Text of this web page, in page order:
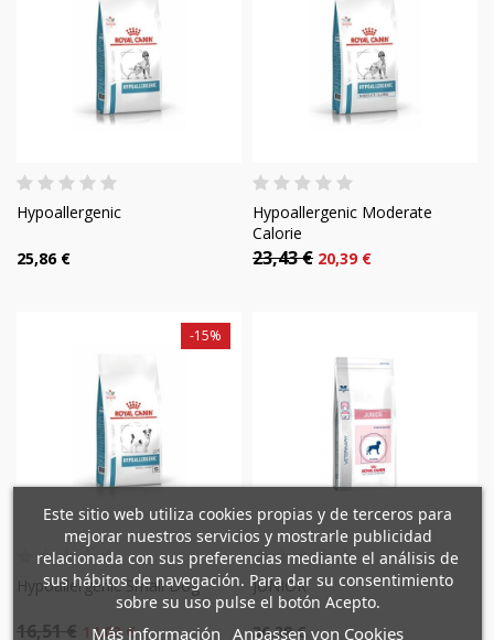
Hypoallergenic
25,86 €
Hypoallergenic Moderate
Calorie
23,43 € 20,39 €
Hypoallergenic Small Dog
16,51 €
-15%
14,03 €
JUNIOR
36,38 €
Mi lista de deseos ×
((modalTitle)) ×
((confirmMessage))
Wunschliste erstellen ×
Name der Wunschliste
Anmelden ×
Sie müssen angemeldet sein, um Artikel Ihrer
Wunschliste hinzufügen zu können.
Este sitio web utiliza cookies propias y de terceros para
mejorar nuestros servicios y mostrarle publicidad
relacionada con sus preferencias mediante el análisis de
sus hábitos de navegación. Para dar su consentimiento
sobre su uso pulse el botón Acepto.
Más información Anpassen von Cookies